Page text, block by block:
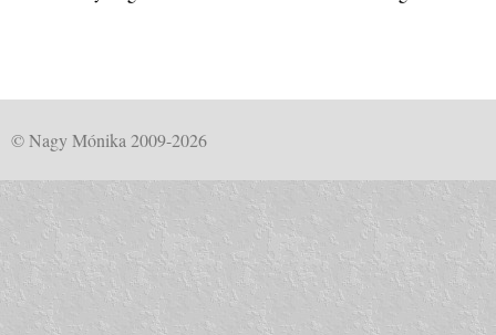
© Nagy Mónika 2009-2026